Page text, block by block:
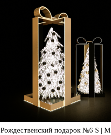
Рождественский подарок №6 S | M